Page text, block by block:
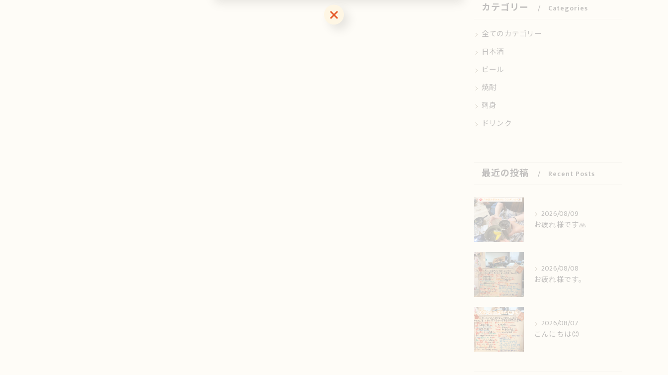
カテゴリー Categories
全てのカテゴリー
日本酒
ビール
焼酎
刺身
ドリンク
最近の投稿 Recent Posts
2026/08/09
お疲れ様です🙏
2026/08/08
お疲れ様です。
2026/08/07
こんにちは😊
お気軽にお問い合わせください